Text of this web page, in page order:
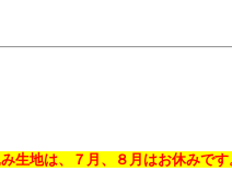
生地は、７月、８月はお休みです